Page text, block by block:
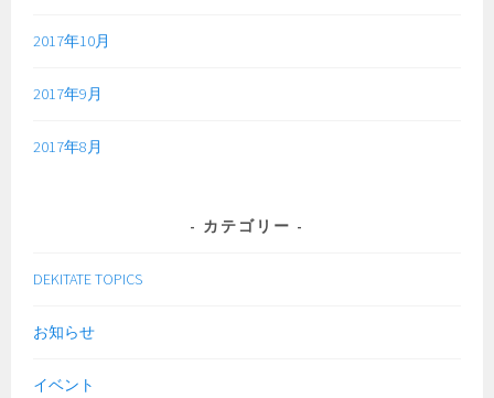
2017年10月
2017年9月
2017年8月
カテゴリー
DEKITATE TOPICS
お知らせ
イベント